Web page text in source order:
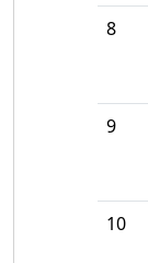
8
9
10